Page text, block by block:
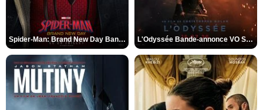
Spider-Man: Brand New Day Bande-annonce VO STFR L'Odyssée Bande-annonce VO STFR